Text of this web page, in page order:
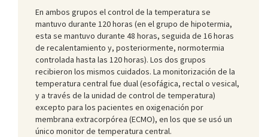
En ambos grupos el control de la temperatura se
mantuvo durante 120 horas (en el grupo de hipotermia,
esta se mantuvo durante 48 horas, seguida de 16 horas
de recalentamiento y, posteriormente, normotermia
controlada hasta las 120 horas). Los dos grupos
recibieron los mismos cuidados. La monitorización de la
temperatura central fue dual (esofágica, rectal o vesical,
y a través de la unidad de control de temperatura)
excepto para los pacientes en oxigenación por
membrana extracorpórea (ECMO), en los que se usó un
único monitor de temperatura central.